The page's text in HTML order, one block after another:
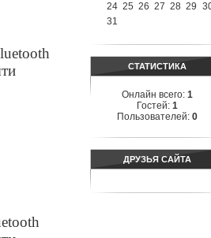
24 25 26 27 28 29
31
СТАТИСТИКА
Онлайн всего: 1
Гостей: 1
Пользователей: 0
ДРУЗЬЯ САЙТА